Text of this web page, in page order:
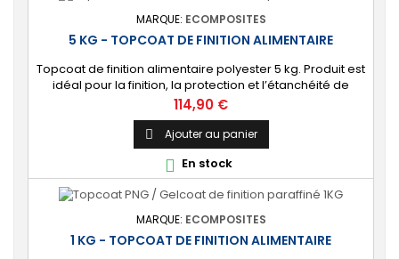
MARQUE: ECOMPOSITES
5 KG - TOPCOAT DE FINITION ALIMENTAIRE
Topcoat de finition alimentaire polyester 5 kg. Produit est
idéal pour la finition, la protection et l’étanchéité de
surfaces alimentaires. 🔝 [Contact alimentaire]
Protection aux propriétés alimentaires homologuées,
robuste contre les produits chimiques, les Uvs, et
l'humidité. ⚙️ [Facile à utiliser] Application simple avec un
rouleau enducteur, un...
Prix
114,90 €
 Ajouter au panier
 En stock
MARQUE: ECOMPOSITES
1 KG - TOPCOAT DE FINITION ALIMENTAIRE